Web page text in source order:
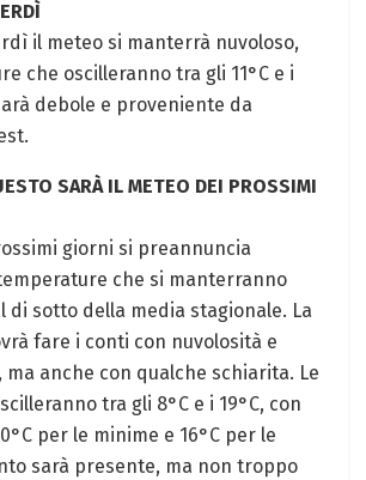
il meteo si manterrà nuvoloso,
che oscilleranno tra gli 11°C e i
debole e proveniente da
SARÀ IL METEO DEI PROSSIMI
giorni si preannuncia
che si manterranno
di sotto della media stagionale. La
fare i conti con nuvolosità e
ma anche con qualche schiarita. Le
tra gli 8°C e i 19°C, con
per le minime e 16°C per le
sarà presente, ma non troppo